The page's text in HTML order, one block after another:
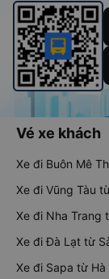
Vé xe khách
Xe đi Buôn Mê
Xe đi Vũng Tàu
Xe đi Nha Trang
Xe đi Đà Lạt từ
Xe đi Sapa từ Hà